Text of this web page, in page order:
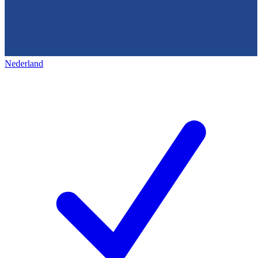
Nederland